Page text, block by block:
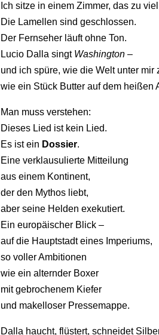
Ich sitze in einem Zimmer, das zu viel
Die Lamellen sind geschlossen.
Der Fernseher läuftohne Ton.
Lucio Dalla singt Washington –
und ich spüre, wie die Welt unter mir
wie ein Stück Butter aufdem heißen
Man muss verstehen:
Dieses Lied ist kein Lied.
Es istein Dossier.
Eine verklausulierte Mitteilung
aus einem Kontinent,
der den Mythos liebt,
aber seine Helden exekutiert.
Ein europäischer Blick –
aufdie Hauptstadteines Imperiums,
so vollerAmbitionen
wie ein alternder Boxer
mitgebrochenem Kiefer
und makelloser Pressemappe.
Dalla haucht, flüstert, schneidet